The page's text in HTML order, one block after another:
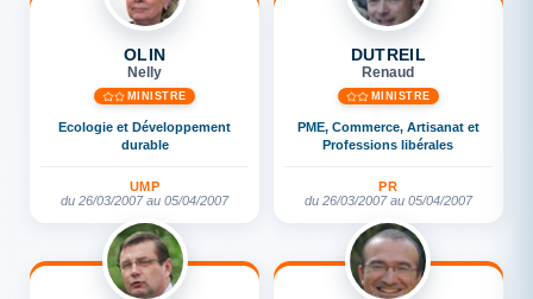
OLIN
Nelly
MINISTRE
Ecologie et Développement
durable
UMP
du 26/03/2007 au 05/04/2007
DUTREIL
Renaud
MINISTRE
PME, Commerce, Artisanat et
Professions libérales
PR
du 26/03/2007 au 05/04/2007